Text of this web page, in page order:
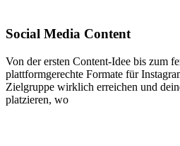
Social Media Content
Von der ersten Content-Idee bis zum
plattformgerechte Formate für
Zielgruppe wirklich erreichen und
platzieren, wo